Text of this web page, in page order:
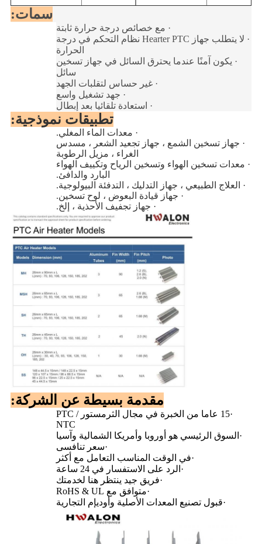
سمات:
· مع خصائص درجة حرارة ثابتة
·
لا يتطلب جهاز Hearter PTC نظام التحكم في درجة
الحرارة
· يكون آمنًا عندما يحترق السائل في جهاز تسخين
سائل
·غير حساس لتقلبات الجهد
· جهد تشغيل واسع
·
استعادة تلقائيا بعد إبطال
تطبيقات نموذجية:
· معدات الماء المغلي.
· جهاز تسخين الشمع ، جهاز تجعيد الشعر ، مسدس
الغراء ، مزيل الرطوبة
· معدات تسخين الهواء وتسخين الرياح وتكييف الهواء
البارد والدافئ.
· العلاج الطبيعي ، جهاز التدليك ، التدفئة البيولوجية.
· جهاز قيادة البعوض ، لوح تسخين.
· جهاز تجفيف الأحذية ، إلخ.
مقدمة بسيطة عن الشركة:
·
15 عاما من الخبرة في مجال الثرمستور PTC /
NTC
· السوق الرئيسي هو أوروبا وأمريكا الشمالية وآسيا
·سعر تنافسى
·في الوقت المناسب التعامل مع أكثر
· الرد على الاستفسار في 24 ساعة
·فريق جيد ينتظر هنا لخدمتك
·متوافق مع RoHS & UL
·قبول تصنيع المعدات الأصلية وأوديإم التجارية